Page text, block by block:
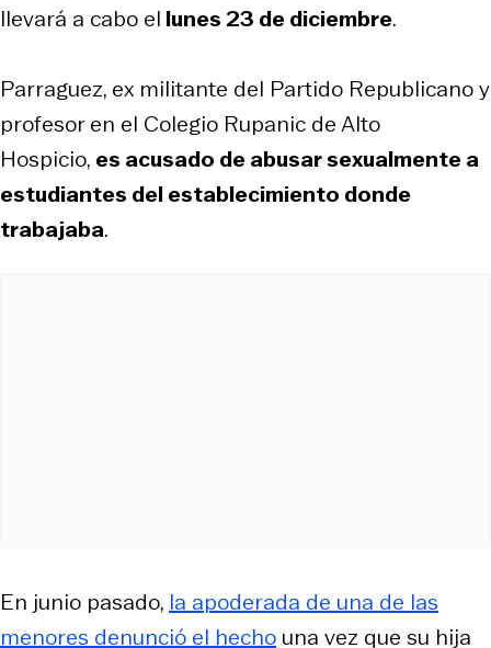
llevará a cabo el lunes 23 de diciembre.
Parraguez, ex militante del Partido Republicano y
profesor en el Colegio Rupanic de Alto
Hospicio, es acusado de abusar sexualmente a
estudiantes del establecimiento donde
trabajaba.
En junio pasado, la apoderada de una de las
menores denunció el hecho una vez que su hija